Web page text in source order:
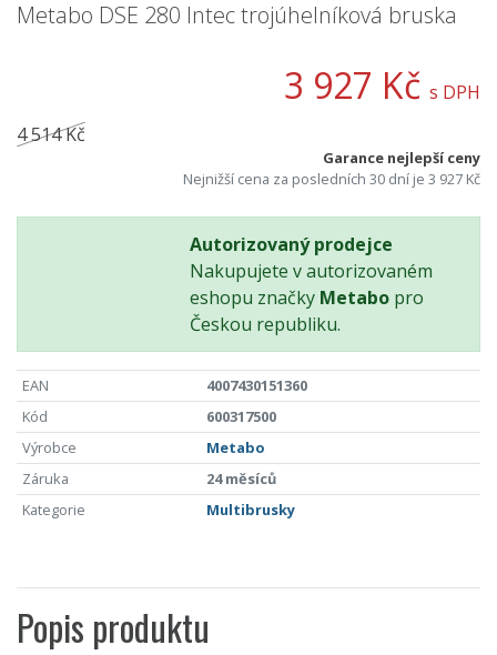
Metabo DSE 280 Intec trojúhelníková bruska
3 927 Kč s DPH
4 514 Kč
Garance nejlepší ceny
Nejnižší cena za posledních 30 dní je 3 927 Kč
Autorizovaný prodejce
Nakupujete v autorizovaném
eshopu značky Metabo pro
Českou republiku.
EAN
4007430151360
Kód
600317500
Výrobce
Metabo
Záruka
24 měsíců
Kategorie
Multibrusky
Popis produktu